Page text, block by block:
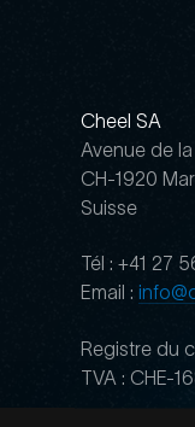
Cheel SA
Avenue de
CH-1920
Suisse
Tél : +41 27
Email :
Registre du
TVA : CHE-